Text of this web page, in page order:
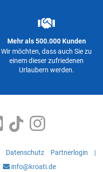
Mehr als 500.000 Kunden
Wir möchten, dass auch Sie zu
einem dieser zufriedenen
Urlaubern werden.
Datenschutz Partnerlogin
|
info@kroati.de